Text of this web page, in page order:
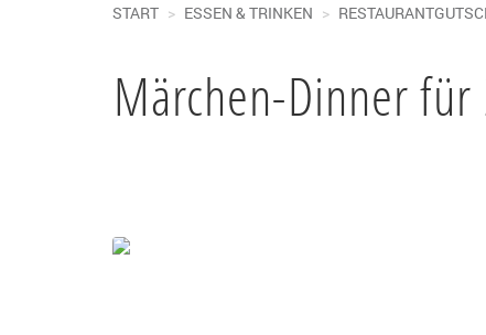
START ESSEN & TRINKEN
Märchen-Dinner